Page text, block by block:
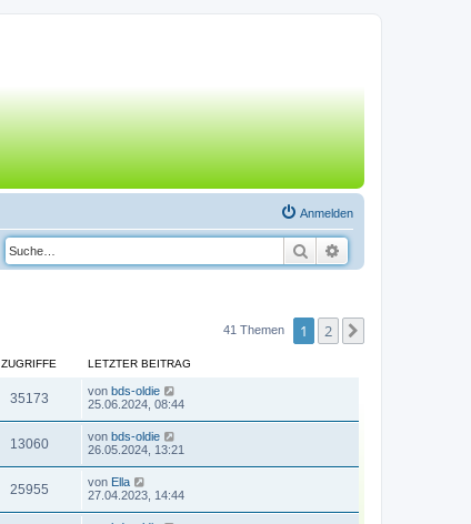
Anmelden
Suche
41 Themen 1 2
ZUGRIFFE LETZTER BEITRAG
35173 von bds-oldie
25.06.2024, 08:44
13060 von bds-oldie
26.05.2024, 13:21
25955 von Ella
27.04.2023, 14:44